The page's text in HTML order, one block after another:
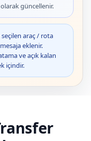
güncellenir.
araç / rota
eklenir.
ve açık kalan
içindir.